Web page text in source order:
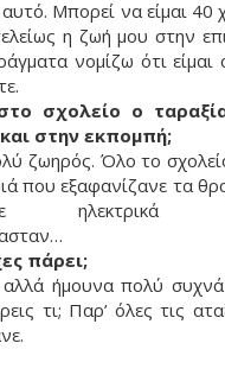
αυτό. Μπορεί να είμαι
η ζωή μου στην
νομίζω ότι είμαι
σχολείο ο
στην εκπομπή;
ζωηρός. Όλο το
που εξαφανίζανε τα
ηλεκτρικά
πάρει;
ήμουνα πολύ
τι; Παρ’ όλες τις